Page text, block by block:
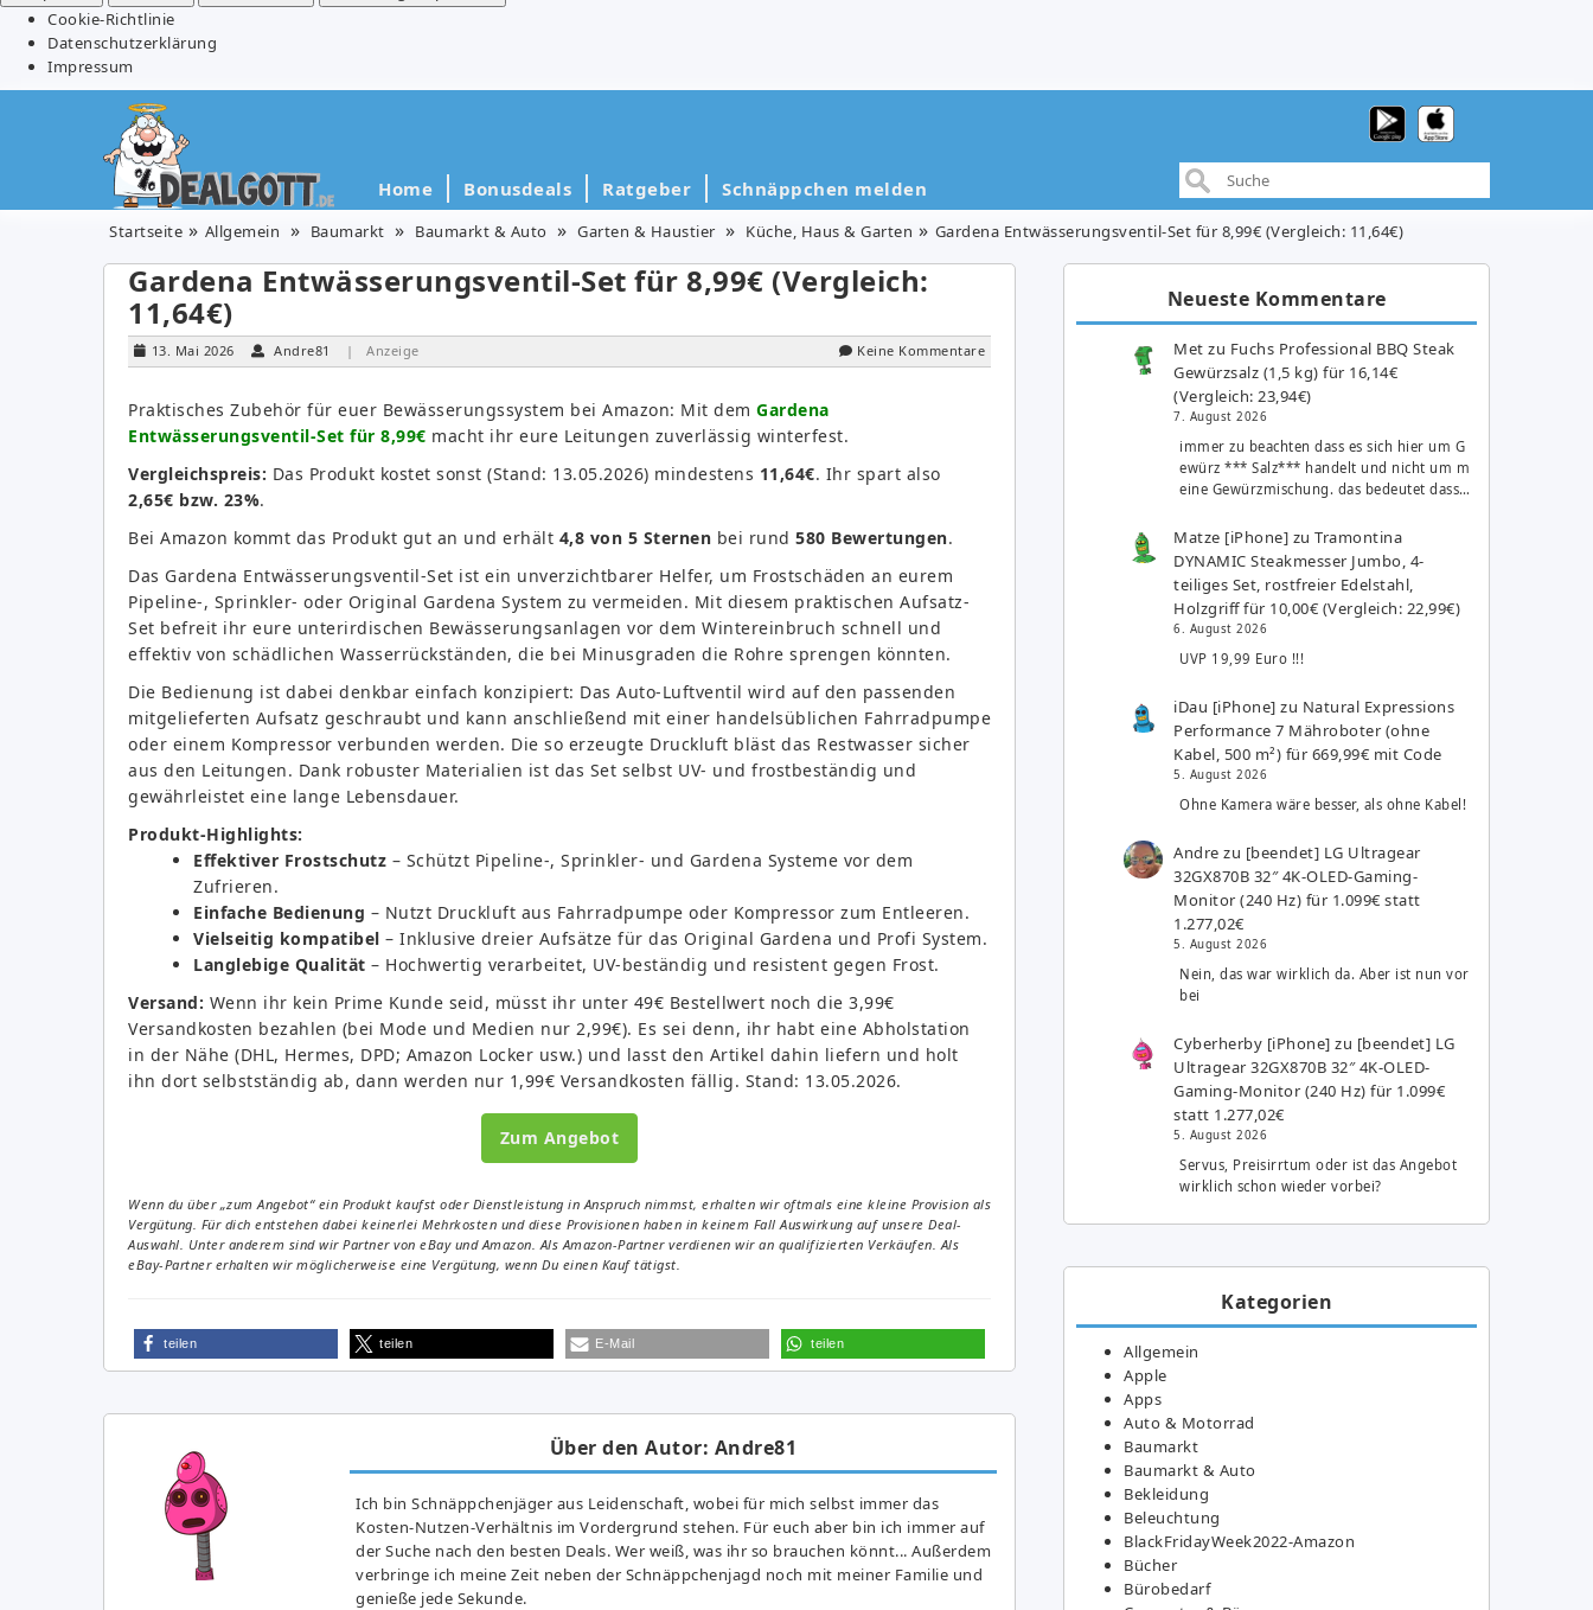
Cookie-Richtlinie
Datenschutzerklärung
Impressum
Home Bonusdeals Ratgeber Schnäppchen melden
Startseite Allgemein Baumarkt Baumarkt & Auto Garten & Haustier Küche, Haus & Garten Gardena Entwässerungsventil-Set für 8,99€ (Vergleich: 11,64€)
Gardena Entwässerungsventil-Set für 8,99€ (Vergleich:
11,64€)
13. Mai 2026 Andre81 | Anzeige Keine Kommentare
Praktisches Zubehör für euer Bewässerungssystem bei Amazon: Mit dem Gardena
Entwässerungsventil-Set für 8,99€ macht ihr eure Leitungen zuverlässig winterfest.
Vergleichspreis: Das Produkt kostet sonst (Stand: 13.05.2026) mindestens 11,64€. Ihr spart also
2,65€ bzw. 23%.
Bei Amazon kommt das Produkt gut an und erhält 4,8 von 5 Sternen bei rund 580 Bewertungen.
Das Gardena Entwässerungsventil-Set ist ein unverzichtbarer Helfer, um Frostschäden an eurem
Pipeline-, Sprinkler- oder Original Gardena System zu vermeiden. Mit diesem praktischen Aufsatz-
Set befreit ihr eure unterirdischen Bewässerungsanlagen vor dem Wintereinbruch schnell und
effektiv von schädlichen Wasserrückständen, die bei Minusgraden die Rohre sprengen könnten.
Die Bedienung ist dabei denkbar einfach konzipiert: Das Auto-Luftventil wird auf den passenden
mitgelieferten Aufsatz geschraubt und kann anschließend mit einer handelsüblichen Fahrradpumpe
oder einem Kompressor verbunden werden. Die so erzeugte Druckluft bläst das Restwasser sicher
aus den Leitungen. Dank robuster Materialien ist das Set selbst UV- und frostbeständig und
gewährleistet eine lange Lebensdauer.
Produkt-Highlights:
Effektiver Frostschutz – Schützt Pipeline-, Sprinkler- und Gardena Systeme vor dem
Zufrieren.
Einfache Bedienung – Nutzt Druckluft aus Fahrradpumpe oder Kompressor zum Entleeren.
Vielseitig kompatibel – Inklusive dreier Aufsätze für das Original Gardena und Profi System.
Langlebige Qualität – Hochwertig verarbeitet, UV-beständig und resistent gegen Frost.
Versand: Wenn ihr kein Prime Kunde seid, müsst ihr unter 49€ Bestellwert noch die 3,99€
Versandkosten bezahlen (bei Mode und Medien nur 2,99€). Es sei denn, ihr habt eine Abholstation
in der Nähe (DHL, Hermes, DPD; Amazon Locker usw.) und lasst den Artikel dahin liefern und holt
ihn dort selbstständig ab, dann werden nur 1,99€ Versandkosten fällig. Stand: 13.05.2026.
Zum Angebot
Wenn du über „zum Angebot“ ein Produkt kaufst oder Dienstleistung in Anspruch nimmst, erhalten wir oftmals eine kleine Provision als
Vergütung. Für dich entstehen dabei keinerlei Mehrkosten und diese Provisionen haben in keinem Fall Auswirkung auf unsere Deal-
Auswahl. Unter anderem sind wir Partner von eBay und Amazon. Als Amazon-Partner verdienen wir an qualifizierten Verkäufen. Als
eBay-Partner erhalten wir möglicherweise eine Vergütung, wenn Du einen Kauf tätigst.
teilen teilen E-Mail teilen
Über den Autor: Andre81
Ich bin Schnäppchenjäger aus Leidenschaft, wobei für mich selbst immer das
Kosten-Nutzen-Verhältnis im Vordergrund stehen. Für euch aber bin ich immer auf
der Suche nach den besten Deals. Wer weiß, was ihr so brauchen könnt... Außerdem
verbringe ich meine Zeit neben der Schnäppchenjagd noch mit meiner Familie und
genieße jede Sekunde.
Neueste Kommentare
Met zu Fuchs Professional BBQ Steak
Gewürzsalz (1,5 kg) für 16,14€
(Vergleich: 23,94€)
7. August 2026
immer zu beachten dass es sich hier um G
ewürz *** Salz*** handelt und nicht um m
eine Gewürzmischung. das bedeutet dass…
Matze [iPhone] zuTramontina
DYNAMIC Steakmesser Jumbo, 4-
teiliges Set, rostfreier Edelstahl,
Holzgriff für 10,00€ (Vergleich: 22,99€)
6. August 2026
UVP 19,99 Euro !!!
iDau [iPhone] zu Natural Expressions
Performance 7 Mähroboter (ohne
Kabel, 500 m²) für 669,99€ mit Code
5. August 2026
Ohne Kamera wäre besser, als ohne Kabel!
Andre zu [beendet] LG Ultragear
32GX870B 32″ 4K-OLED-Gaming-
Monitor (240 Hz) für 1.099€ statt
1.277,02€
5. August 2026
Nein, das war wirklich da. Aber ist nun vor
bei
Cyberherby [iPhone] zu [beendet] LG
Ultragear 32GX870B 32″ 4K-OLED-
Gaming-Monitor (240 Hz) für 1.099€
statt 1.277,02€
5. August 2026
Servus, Preisirrtum oder ist das Angebot
wirklich schon wieder vorbei?
Kategorien
Allgemein
Apple
Apps
Auto & Motorrad
Baumarkt
Baumarkt & Auto
Bekleidung
Beleuchtung
BlackFridayWeek2022-Amazon
Bücher
Bürobedarf